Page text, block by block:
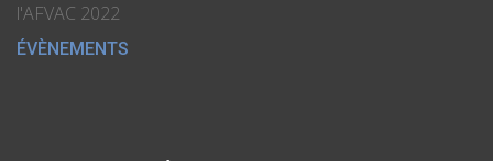
l'AFVAC 2022
ÉVÈNEMENTS